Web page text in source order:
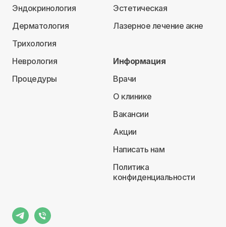
Эндокринология
Дерматология
Трихология
Неврология
Процедуры
Эстетическая
Лазерное лечение акне
Информация
Врачи
О клинике
Вакансии
Акции
Написать нам
Политика
конфиденциальности